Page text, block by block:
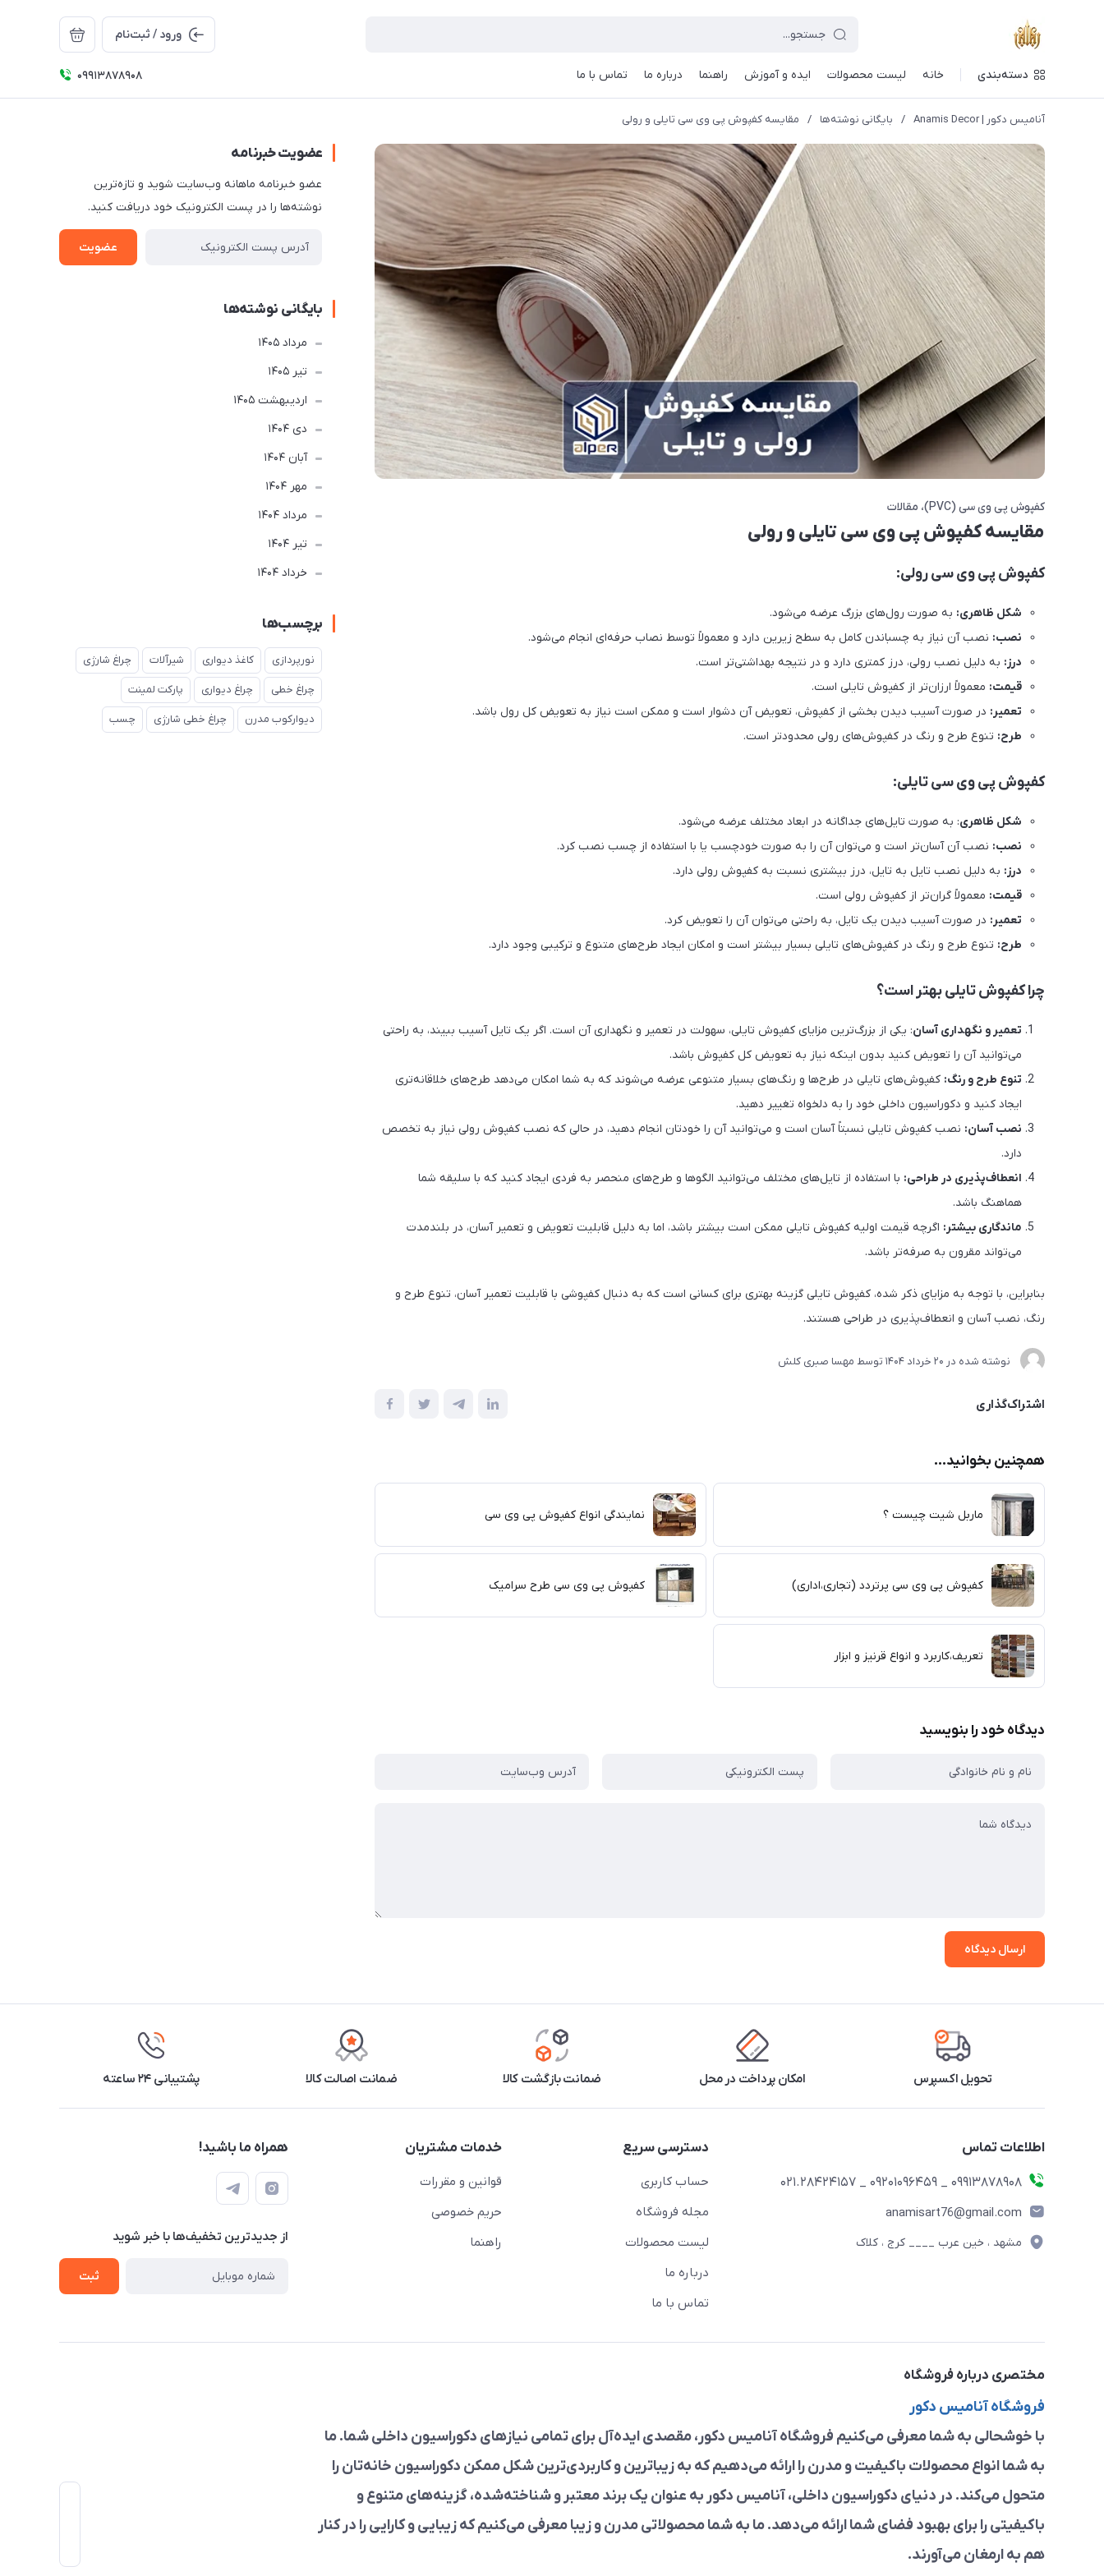
ورود / ثبت‌نام
دسته‌بندی خانه لیست محصولات ایده و آموزش راهنما درباره ما تماس با ما 09913878908
آنامیس دکور | Anamis Decor / بایگانی نوشته‌ها / مقایسه کفپوش پی وی سی تایلی و رولی
کفپوش پی وی سی (PVC) مقالات
مقایسه کفپوش پی وی سی تایلی و رولی
کفپوش پی وی سی رولی:
شکل ظاهری: به صورت رول‌های بزرگ عرضه می‌شود.
نصب: نصب آن نیاز به چسباندن کامل به سطح زیرین دارد و معمولاً توسط نصاب حرفه‌ای انجام می‌شود.
درز: به دلیل نصب رولی، درز کمتری دارد و در نتیجه بهداشتی‌تر است.
قیمت: معمولاً ارزان‌تر از کفپوش تایلی است.
تعمیر: در صورت آسیب دیدن بخشی از کفپوش، تعویض آن دشوار است و ممکن است نیاز به تعویض کل رول باشد.
طرح: تنوع طرح و رنگ در کفپوش‌های رولی محدودتر است.
کفپوش پی وی سی تایلی:
شکل ظاهری: به صورت تایل‌های جداگانه در ابعاد مختلف عرضه می‌شود.
نصب: نصب آن آسان‌تر است و می‌توان آن را به صورت خودچسب یا با استفاده از چسب نصب کرد.
درز: به دلیل نصب تایل به تایل، درز بیشتری نسبت به کفپوش رولی دارد.
قیمت: معمولاً گران‌تر از کفپوش رولی است.
تعمیر: در صورت آسیب دیدن یک تایل، به راحتی می‌توان آن را تعویض کرد.
طرح: تنوع طرح و رنگ در کفپوش‌های تایلی بسیار بیشتر است و امکان ایجاد طرح‌های متنوع و ترکیبی وجود دارد.
چرا کفپوش تایلی بهتر است؟
تعمیر و نگهداری آسان: یکی از بزرگ‌ترین مزایای کفپوش تایلی، سهولت در تعمیر و نگهداری آن است. اگر یک تایل آسیب ببیند، به راحتی
می‌توانید آن را تعویض کنید بدون اینکه نیاز به تعویض کل کفپوش باشد.
تنوع طرح و رنگ: کفپوش‌های تایلی در طرح‌ها و رنگ‌های بسیار متنوعی عرضه می‌شوند که به شما امکان می‌دهد طرح‌های خلاقانه‌تری
ایجاد کنید و دکوراسیون داخلی خود را به دلخواه تغییر دهید.
نصب آسان: نصب کفپوش تایلی نسبتاً آسان است و می‌توانید آن را خودتان انجام دهید، در حالی که نصب کفپوش رولی نیاز به تخصص
دارد.
انعطاف‌پذیری در طراحی: با استفاده از تایل‌های مختلف می‌توانید الگوها و طرح‌های منحصر به فردی ایجاد کنید که با سلیقه شما
هماهنگ باشد.
ماندگاری بیشتر: اگرچه قیمت اولیه کفپوش تایلی ممکن است بیشتر باشد، اما به دلیل قابلیت تعویض و تعمیر آسان، در بلندمدت
می‌تواند مقرون به صرفه‌تر باشد.
بنابراین، با توجه به مزایای ذکر شده، کفپوش تایلی گزینه بهتری برای کسانی است که به دنبال کفپوشی با قابلیت تعمیر آسان، تنوع طرح و
رنگ، نصب آسان و انعطاف‌پذیری در طراحی هستند.
نوشته شده در 20 خرداد 1404 توسط مهسا صبری کلش
اشتراک‌گذاری
همچنین بخوانید...
ماربل شیت چیست ؟ نمایندگی انواع کفپوش پی وی سی
کفپوش پی وی سی پرتردد (تجاری،اداری) کفپوش پی وی سی طرح سرامیک
تعریف،کاربرد و انواع قرنیز و ابزار
دیدگاه خود را بنویسید
ارسال دیدگاه
عضویت خبرنامه
عضو خبرنامه ماهانه وب‌سایت شوید و تازه‌ترین
نوشته‌ها را در پست الکترونیک خود دریافت کنید.
عضویت
بایگانی نوشته‌ها
مرداد 1405
تير 1405
ارديبهشت 1405
دی 1404
آبان 1404
مهر 1404
مرداد 1404
تير 1404
خرداد 1404
برچسب‌ها
نورپردازی کاغذ دیواری شیرآلات چراغ شارژی
چراغ خطی چراغ دیواری پارکت لمینت
دیوارکوب مدرن چراغ خطی شارژی چسب
تحویل اکسپرس امکان پرداخت در محل ضمانت بازگشت کالا ضمانت اصالت کالا پشتیبانی ۲۴ ساعته
اطلاعات تماس
09913878908 _ 09201096459 _ 021.28424157
anamisart76@gmail.com
مشهد ، خین عرب ____ کرج ، کلاک
دسترسی سریع
حساب کاربری
مجله فروشگاه
لیست محصولات
درباره ما
تماس با ما
خدمات مشتریان
قوانین و مقررات
حریم خصوصی
راهنما
همراه ما باشید!
از جدید‌ترین تخفیف‌ها با‌ خبر شوید
ثبت
مختصری درباره فروشگاه
فروشگاه آنامیس دکور
با خوشحالی به شما معرفی می‌کنیم فروشگاه آنامیس دکور، مقصدی ایده‌آل برای تمامی نیازهای دکوراسیون داخلی شما. ما
به شما انواع محصولات باکیفیت و مدرن را ارائه می‌دهیم که به زیباترین و کاربردی‌ترین شکل ممکن دکوراسیون خانه‌تان را
متحول می‌کند. در دنیای دکوراسیون داخلی، آنامیس دکور به عنوان یک برند معتبر و شناخته‌شده، گزینه‌های متنوع و
باکیفیتی را برای بهبود فضای شما ارائه می‌دهد. ما به شما محصولاتی مدرن و زیبا معرفی می‌کنیم که زیبایی و کارایی را در کنار
هم به ارمغان می‌آورند.